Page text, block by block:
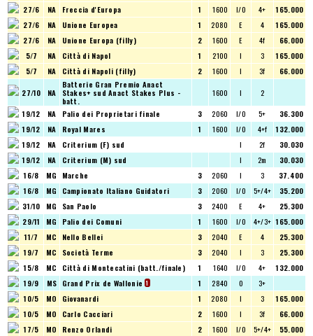
27/6
NA Freccia d'Europa 1 1600 I/O 4+
165.000
27/6
NA Unione Europea 1 2080 E 4
165.000
27/6
NA Unione Europa (filly) 2 1600 E 4f
66.000
5/7
NA Città di Napol 1 2100 I 3
165.000
5/7
NA Città di Napoli (filly) 2 1600 I 3f
66.000
27/10
NA
Batterie Gran Premio Anact
Stakes+ sudAnact Stakes Plus -
batt.
1600 I
2
19/12
NA Palio dei Proprietari finale 3 2060 I/O 5+
36.300
19/12
NA Royal Mares 1 1600 I/O 4+f
132.000
19/12
NA Criterium (F) sud I 2f
30.030
19/12
NA Criterium (M) sud I 2m
30.030
16/8
MG Marche 3 2060 I 3
37.400
16/8
MG Campionato Italiano Guidatori 3 2060 I/O 5+/4+
35.200
31/10
MG San Paolo 3 2400 E 4+
25.300
29/11
MG Palio dei Comuni 1 1600 I/O 4+/3+ 165.000
11/7
MC Nello Bellei 3 2040 E 4
25.300
19/7
MC Società Terme 3 2040 I 3
25.300
15/8
MC Città di Montecatini (batt./finale) 1 1640 I/O 4+
132.000
19/9
MS Grand Prix de Wallonie1 1 2840 O
3+
10/5
MO Giovanardi 1 2080 I 3
165.000
10/5
MO Carlo Cacciari 2 1600 I 3f
66.000
17/5
MO Renzo Orlandi 2 1600 I/O 5+/4+
55.000